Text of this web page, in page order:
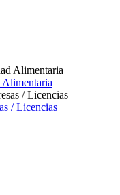
Alimentaria
/ Licencias